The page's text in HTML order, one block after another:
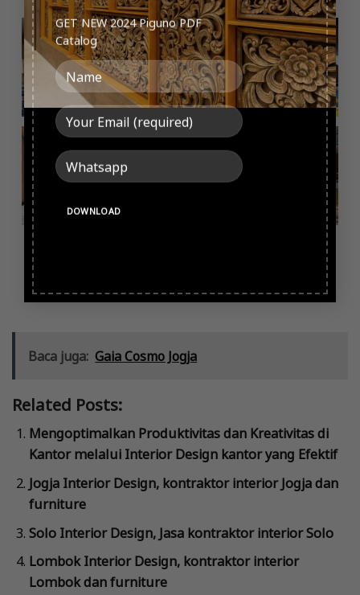
GET NEW 2024 Piguno PDF
Catalog
Banyak kegiatan
yang bisa dilakukan
di kolam ...
The Alana Hotel &
Convention Center
Solo...
"Buka pintunya, itu
bisa membawamu
ke suatu tempat...
Salah satu bagian
menarik yang
dikerjakan Piguno...
Marriott Hotel
Yogyakarta
merupakan prioritas
Baca juga: Gaia Cosmo Jogja
Related Posts:
Mengoptimalkan Produktivitas dan Kreativitas di
Kantor melalui Interior Design kantor yang Efektif
Jogja Interior Design, kontraktor interior Jogja dan
furniture
Solo Interior Design, Jasa kontraktor interior Solo
Lombok Interior Design, kontraktor interior
Lombok dan furniture